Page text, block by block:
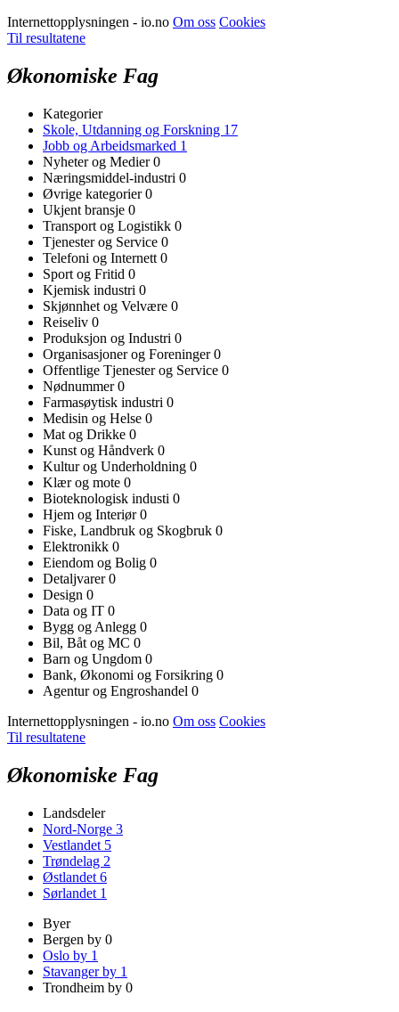
Internettopplysningen - io.no Om oss Cookies
Til resultatene
Økonomiske Fag
Kategorier
Skole, Utdanning og Forskning 17
Jobb og Arbeidsmarked 1
Nyheter og Medier0
Næringsmiddel-industri 0
Øvrige kategorier0
Ukjent bransje 0
Transport og Logistikk 0
Tjenester og Service 0
Telefoni og Internett 0
Sport og Fritid 0
Kjemisk industri 0
Skjønnhet og Velvære 0
Reiseliv 0
Produksjon og Industri 0
Organisasjoner og Foreninger0
Offentlige Tjenester og Service 0
Nødnummer0
Farmasøytisk industri 0
Medisin og Helse 0
Mat og Drikke 0
Kunst og Håndverk 0
Kultur og Underholdning 0
Klær og mote 0
Bioteknologisk industi 0
Hjem og Interiør0
Fiske, Landbruk og Skogbruk 0
Elektronikk 0
Eiendom og Bolig 0
Detaljvarer0
Design 0
Data og IT 0
Bygg og Anlegg 0
Bil, Båt og MC 0
Barn og Ungdom 0
Bank, Økonomi og Forsikring 0
Agentur og Engroshandel 0
Internettopplysningen - io.no Om oss Cookies
Til resultatene
Økonomiske Fag
Landsdeler
Nord-Norge 3
Vestlandet 5
Trøndelag 2
Østlandet 6
Sørlandet 1
Byer
Bergen by 0
Oslo by 1
Stavanger by 1
Trondheim by 0